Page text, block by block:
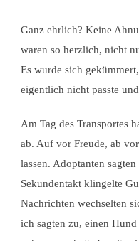
Ganz ehrlich? Keine
waren so herzlich, nicht
Es wurde sich
eigentlich nicht passte
Am Tag des Transportes
ab. Auf vor Freude, ab
lassen. Adoptanten
Sekundentakt klingelte
Nachrichten wechselten
ich sagten zu, einen